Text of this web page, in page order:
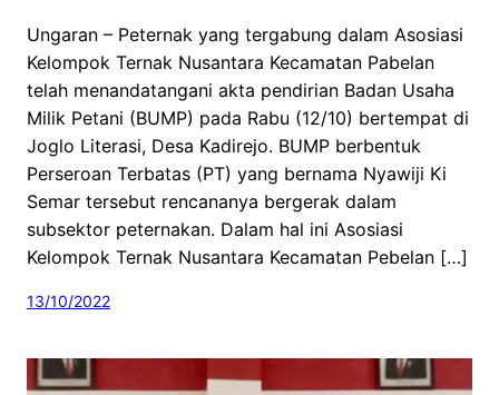
Ungaran – Peternak yang tergabung dalam Asosiasi
Kelompok Ternak Nusantara Kecamatan Pabelan
telah menandatangani akta pendirian Badan Usaha
Milik Petani (BUMP) pada Rabu (12/10) bertempat di
Joglo Literasi, Desa Kadirejo. BUMP berbentuk
Perseroan Terbatas (PT) yang bernama Nyawiji Ki
Semar tersebut rencananya bergerak dalam
subsektor peternakan. Dalam hal ini Asosiasi
Kelompok Ternak Nusantara Kecamatan Pebelan […]
13/10/2022